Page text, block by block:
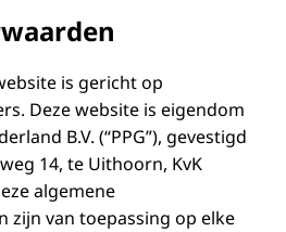
is gericht op
Deze website is eigendom
B.V. (“PPG”), gevestigd
14, te Uithoorn, KvK
algemene
zijn van toepassing op elke